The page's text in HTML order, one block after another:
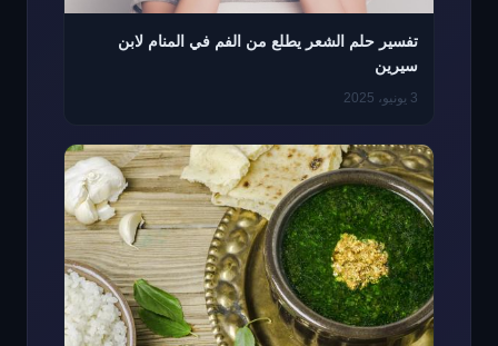
تفسير حلم الشعر يطلع من الفم في المنام لابن
سيرين
3 يونيو، 2025